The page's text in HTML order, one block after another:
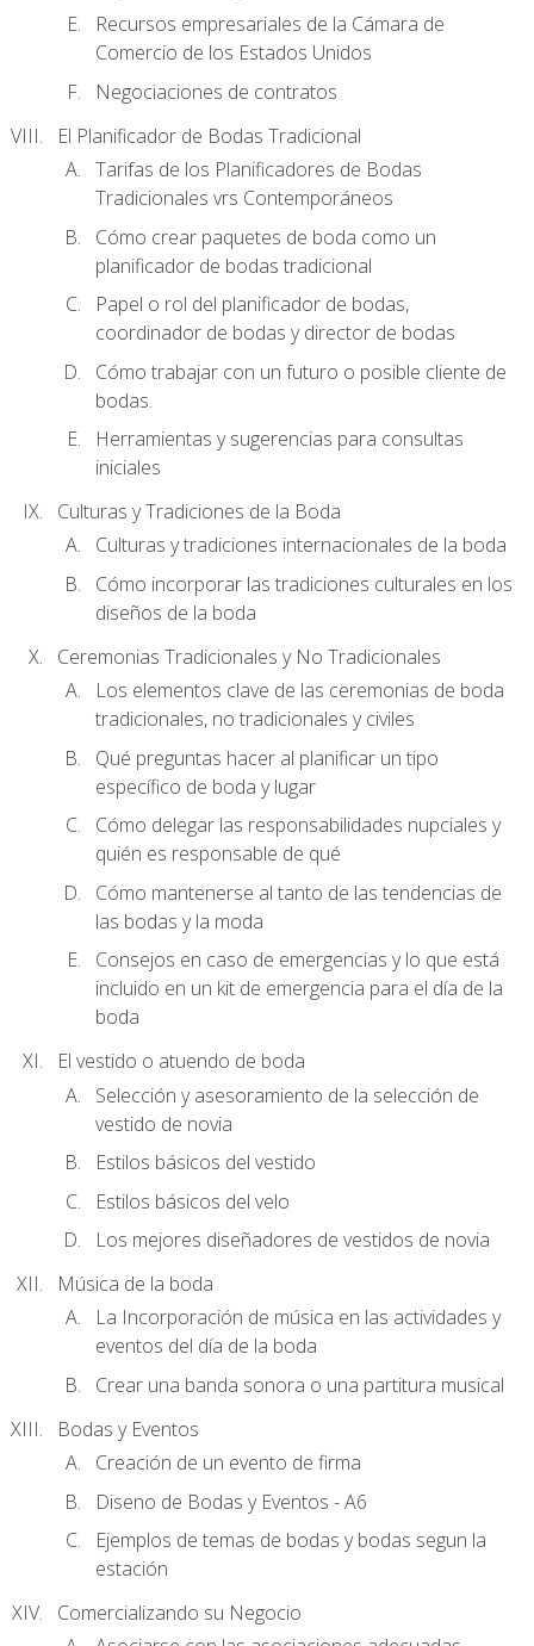
Recursos empresariales de la Cámara de
Comercio de los Estados Unidos
Negociaciones de contratos
El Planificador de Bodas Tradicional
Tarifas de los Planificadores de Bodas
Tradicionales vrs Contemporáneos
Cómo crear paquetes de boda como un
planificador de bodas tradicional
Papel o rol del planificador de bodas,
coordinador de bodas y director de bodas
Cómo trabajar con un futuro o posible cliente de
bodas.
Herramientas y sugerencias para consultas
iniciales
Culturas y Tradiciones de la Boda
Culturas y tradiciones internacionales de la boda
Cómo incorporar las tradiciones culturales en los
diseños de la boda
Ceremonias Tradicionales y No Tradicionales
Los elementos clave de las ceremonias de boda
tradicionales, no tradicionales y civiles
Qué preguntas hacer al planificar un tipo
específico de boda y lugar
Cómo delegar las responsabilidades nupciales y
quién es responsable de qué
Cómo mantenerse al tanto de las tendencias de
las bodas y la moda
Consejos en caso de emergencias y lo que está
incluido en un kit de emergencia para el día de la
boda
El vestido o atuendo de boda
Selección y asesoramiento de la selección de
vestido de novia
Estilos básicos del vestido
Estilos básicos del velo
Los mejores diseñadores de vestidos de novia
Música de la boda
La Incorporación de música en las actividades y
eventos del día de la boda
Crear una banda sonora o una partitura musical
Bodas y Eventos
Creación de un evento de firma
Diseno de Bodas y Eventos - A6
Ejemplos de temas de bodas y bodas segun la
estación
Comercializando su Negocio